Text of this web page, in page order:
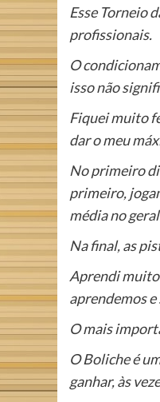
Esse Torneio
profissionais.
O
isso não
Fiquei muito
dar o meu
No primeiro
primeiro,
média no
Na final, as
Aprendi muito
aprendemos
O mais
O Boliche é
ganhar, às